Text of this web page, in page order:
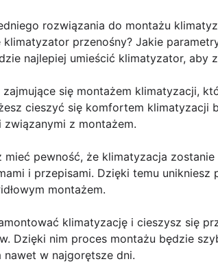
rozwiązania do montażu
przenośny? Jakie
najlepiej umieścić klimatyzator, aby
się montażem klimatyzacji,
cieszyć się komfortem klimatyzacji
związanymi z montażem.
mieć pewność, że klimatyzacja
i przepisami. Dzięki temu unikniesz
montażem.
klimatyzację i cieszysz się
Dzięki nim proces montażu będzie
w najgorętsze dni.